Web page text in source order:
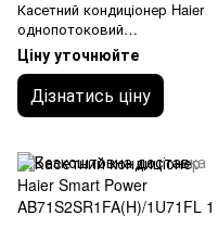
Касетний кондиціонер Haier
однопотоковий
AB25S2SA1FA(H)/1U25MEHFR
A-1
Ціну уточнюйте
Дізнатись ціну